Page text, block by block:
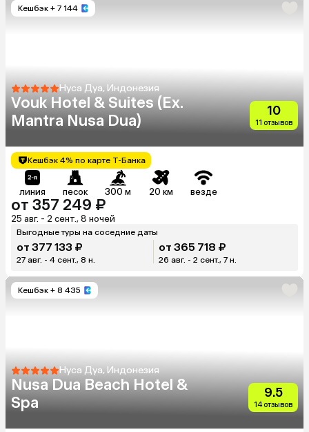
Кешбэк + 7 144
Нуса Дуа, Индонезия
Vouk Hotel & Suites (Ex.
Mantra Nusa Dua)
10
11 отзывов
Кешбэк 4% по карте Т-Банка
линия песок 300 м 20 км везде
от 357 249 ₽
25 авг. - 2 сент., 8 ночей
Выгодные туры на соседние даты
от 377 133 ₽
27 авг. - 4 сент., 8 н.
от 365 718 ₽
26 авг. - 2 сент., 7 н.
Кешбэк + 8 435
Нуса Дуа, Индонезия
Nusa Dua Beach Hotel &
Spa
9.5
14 отзывов